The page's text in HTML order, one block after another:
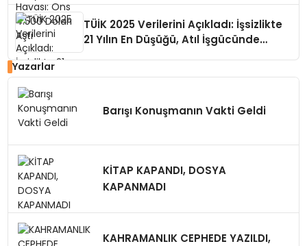
TÜİK 2025 Verilerini Açıkladı: İşsizlikte
21 Yılın En Düşüğü, Atıl İşgücünde
Yazarlar
Barışı Konuşmanın Vakti Geldi
KİTAP KAPANDI, DOSYA
KAPANMADI
KAHRAMANLIK CEPHEDE YAZILDI,